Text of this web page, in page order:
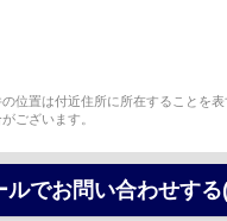
位置は付近住所に所在することを
ございます。
ルでお問い合わせする